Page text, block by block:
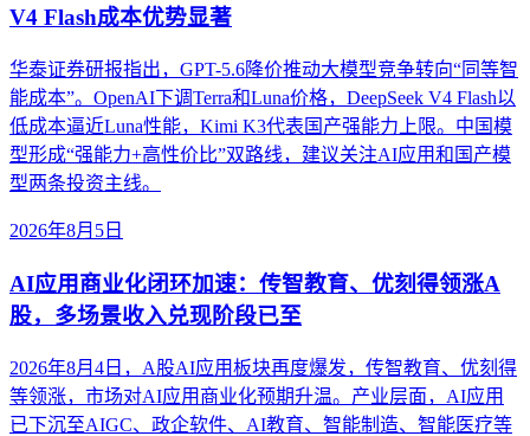
V4 Flash成本优势显著
华泰证券研报指出，GPT-5.6降价推动大模型竞争转向“同等智
能成本”。OpenAI下调Terra和Luna价格，DeepSeek V4 Flash以
低成本逼近Luna性能，Kimi K3代表国产强能力上限。中国模
型形成“强能力+高性价比”双路线，建议关注AI应用和国产模
型两条投资主线。
2026年8月5日
AI应用商业化闭环加速：传智教育、优刻得领涨A
股，多场景收入兑现阶段已至
2026年8月4日，A股AI应用板块再度爆发，传智教育、优刻得
等领涨，市场对AI应用商业化预期升温。产业层面，AI应用
已下沉至AIGC、政企软件、AI教育、智能制造、智能医疗等